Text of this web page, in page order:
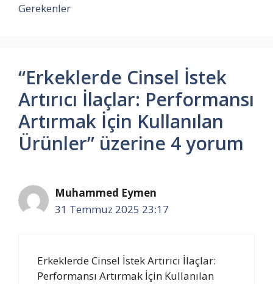
Gerekenler
“Erkeklerde Cinsel İstek
Artırıcı İlaçlar: Performansı
Artırmak İçin Kullanılan
Ürünler” üzerine 4 yorum
Muhammed Eymen
31 Temmuz 2025 23:17
Erkeklerde Cinsel İstek Artırıcı İlaçlar:
Performansı Artırmak İçin Kullanılan